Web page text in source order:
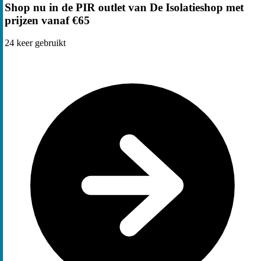
Shop nu in de PIR outlet van De Isolatieshop met
prijzen vanaf €65
24 keer gebruikt